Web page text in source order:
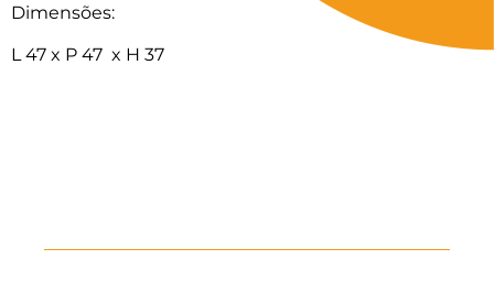
Dimensões:
L 47 x P 47 x H 37